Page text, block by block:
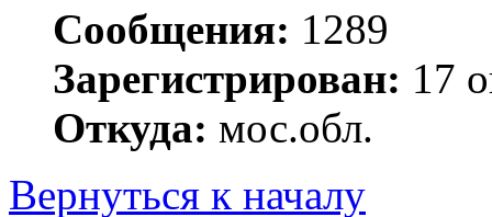
Сообщения: 1289
Зарегистрирован: 17
Откуда: мос.обл.
Вернуться к началу